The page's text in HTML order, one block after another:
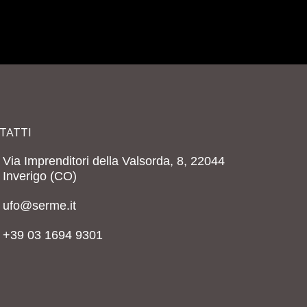
Via Imprenditori della Valsorda, 8, 22044
Inverigo (CO)
ufo@serme.it
+39 03 1694 9301